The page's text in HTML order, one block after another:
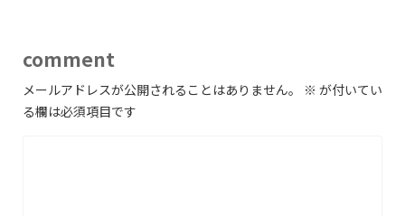
comment
メールアドレスが公開されることはありません。 ※ が付いてい
る欄は必須項目です